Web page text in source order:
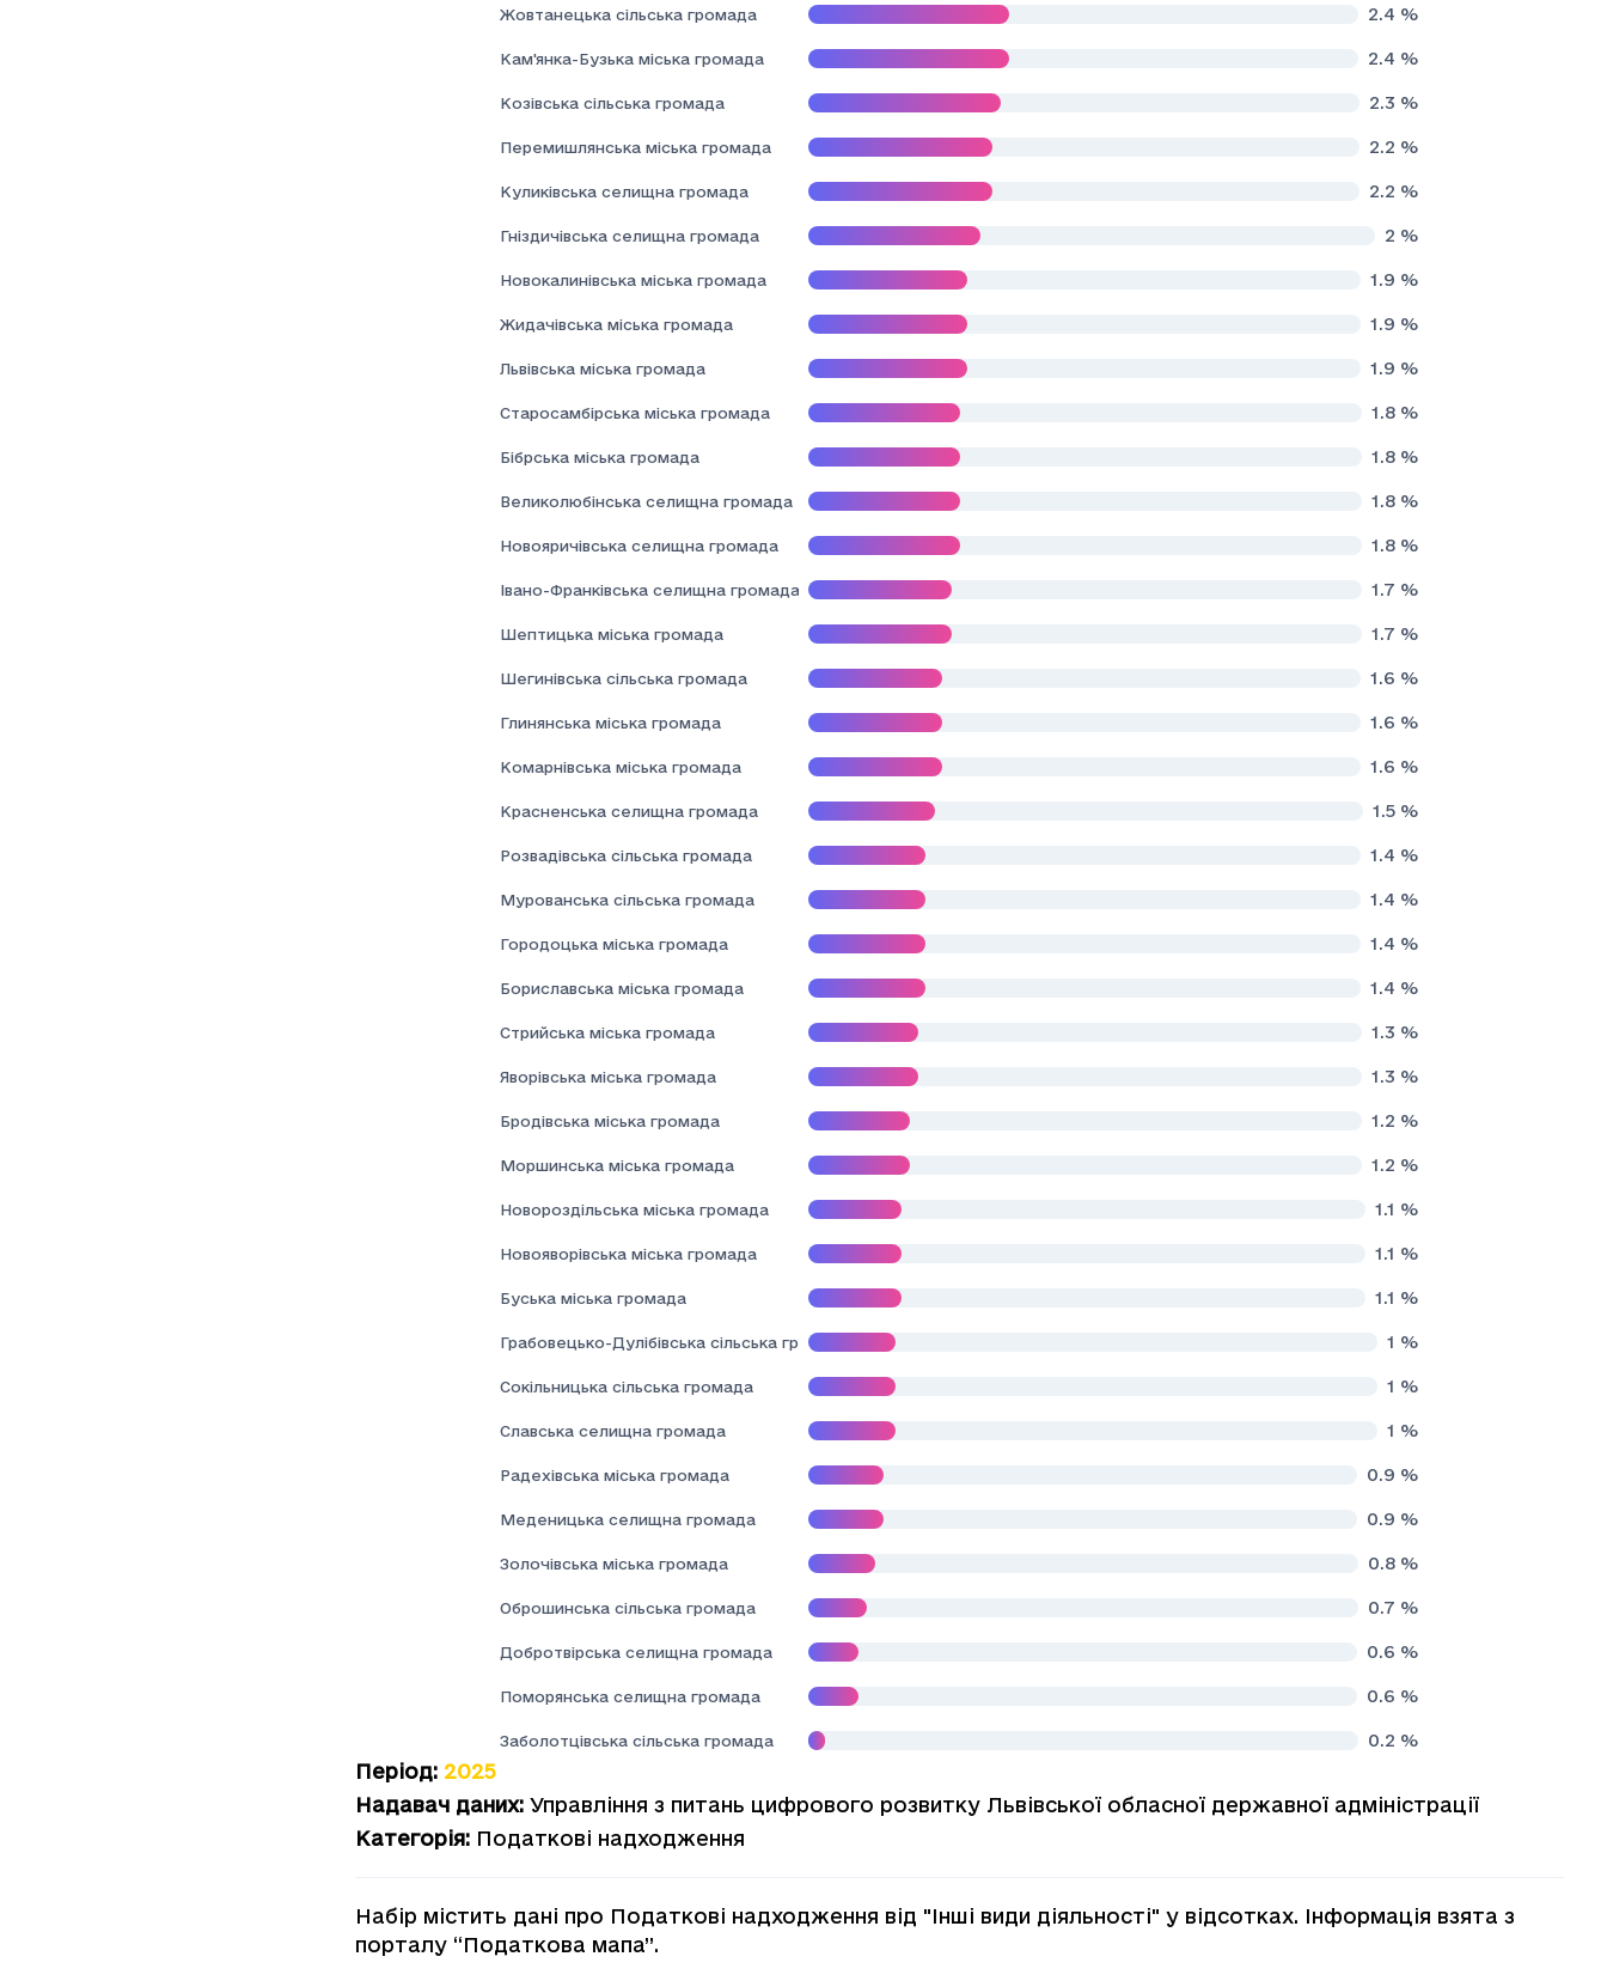
Жовтанецька сільська громада 2.4 %
Кам'янка-Бузька міська громада 2.4 %
Козівська сільська громада 2.3 %
Перемишлянська міська громада 2.2 %
Куликівська селищна громада 2.2 %
Гніздичівська селищна громада 2 %
Новокалинівська міська громада 1.9 %
Жидачівська міська громада 1.9 %
Львівська міська громада 1.9 %
Старосамбірська міська громада 1.8 %
Бібрська міська громада 1.8 %
Великолюбінська селищна громада 1.8 %
Новояричівська селищна громада 1.8 %
Івано-Франківська селищна громада 1.7 %
Шептицька міська громада 1.7 %
Шегинівська сільська громада 1.6 %
Глинянська міська громада 1.6 %
Комарнівська міська громада 1.6 %
Красненська селищна громада 1.5 %
Розвадівська сільська громада 1.4 %
Мурованська сільська громада 1.4 %
Городоцька міська громада 1.4 %
Бориславська міська громада 1.4 %
Стрийська міська громада 1.3 %
Яворівська міська громада 1.3 %
Бродівська міська громада 1.2 %
Моршинська міська громада 1.2 %
Новороздільська міська громада 1.1 %
Новояворівська міська громада 1.1 %
Буська міська громада 1.1 %
Грабовецько-Дулібівська сільська громада 1 %
Сокільницька сільська громада 1 %
Славська селищна громада 1 %
Радехівська міська громада 0.9 %
Меденицька селищна громада 0.9 %
Золочівська міська громада 0.8 %
Оброшинська сільська громада 0.7 %
Добротвірська селищна громада 0.6 %
Поморянська селищна громада 0.6 %
Заболотцівська сільська громада 0.2 %
Період: 2025
Надавач даних: Управління з питань цифрового розвитку Львівської обласної державної адміністрації
Категорія: Податкові надходження
Набір містить дані про Податкові надходження від "Iншi види дiяльностi" у відсотках. Інформація взята з
порталу “Податкова мапа”.